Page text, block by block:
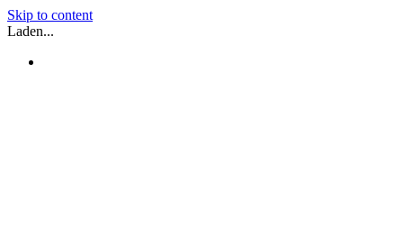
Skip to content
Laden...